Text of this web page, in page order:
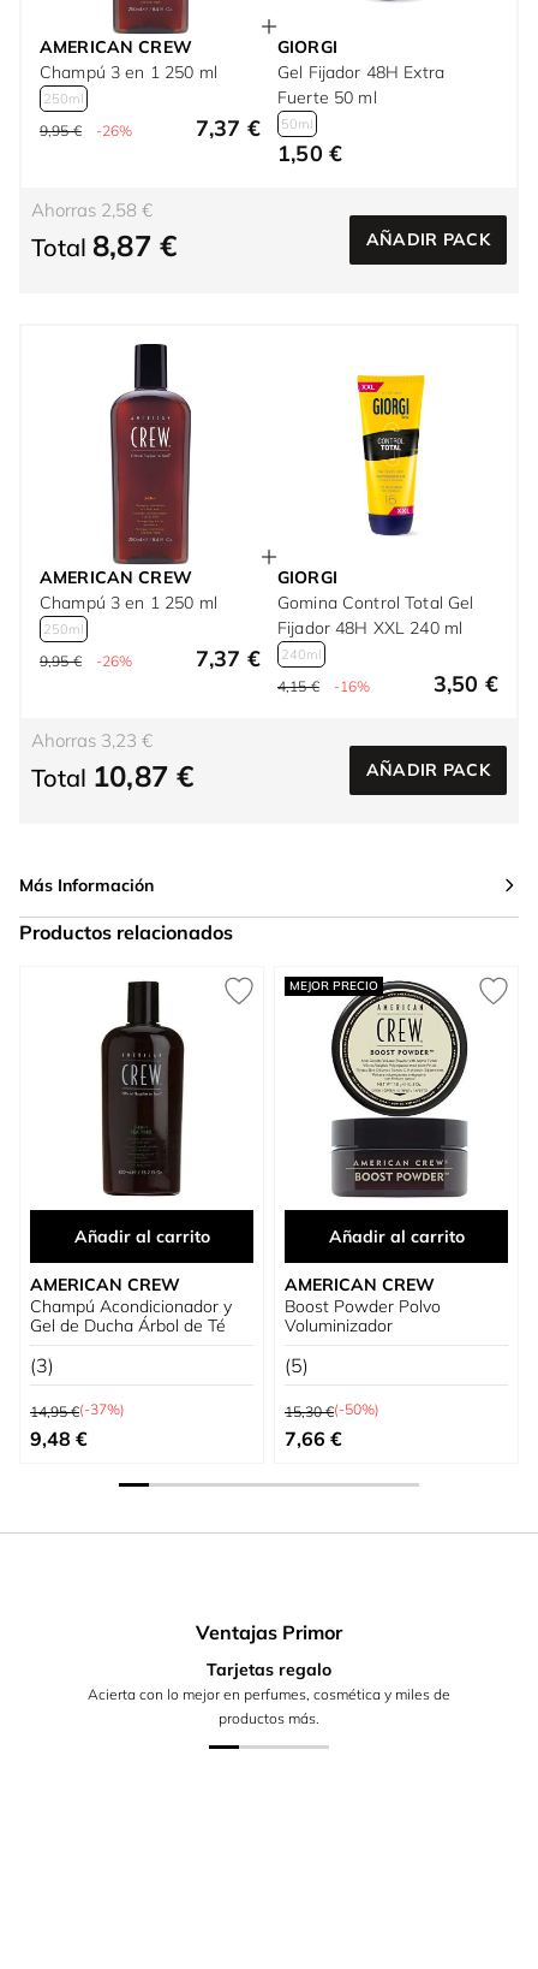
AMERICAN CREW
Champú 3 en 1 250 ml
250ml
9,95 € -26% 7,37 €
GIORGI
Gel Fijador 48H Extra
Fuerte 50 ml
50ml
1,50 €
Ahorras 2,58 €
Total 8,87 € AÑADIR PACK
AMERICAN CREW
Champú 3 en 1 250 ml
250ml
9,95 € -26% 7,37 €
GIORGI
Gomina Control Total Gel
Fijador 48H XXL 240 ml
240ml
4,15 € -16% 3,50 €
Ahorras 3,23 €
Total 10,87 € AÑADIR PACK
Más Información
Productos relacionados
Press to skip carousel
Añadir al carrito
AMERICAN CREW
Champú Acondicionador y
Gel de Ducha Árbol de Té
(3)
Precio habitual
14,95 €(-37%)
Precio especial
9,48 €
MEJOR PRECIO
Añadir al carrito
AMERICAN CREW
Boost Powder Polvo
Voluminizador
(5)
Precio habitual
15,30 €(-50%)
Precio especial
7,66 €
Ventajas Primor
Tarjetas regalo
Acierta con lo mejor en perfumes, cosmética y miles de
productos más.